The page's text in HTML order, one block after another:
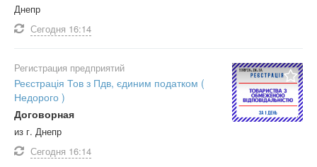
Днепр
Сегодня 16:14
Регистрация предприятий
Реєстрація Тов з Пдв, єдиним податком (
Недорого )
Договорная
из г. Днепр
Сегодня 16:14